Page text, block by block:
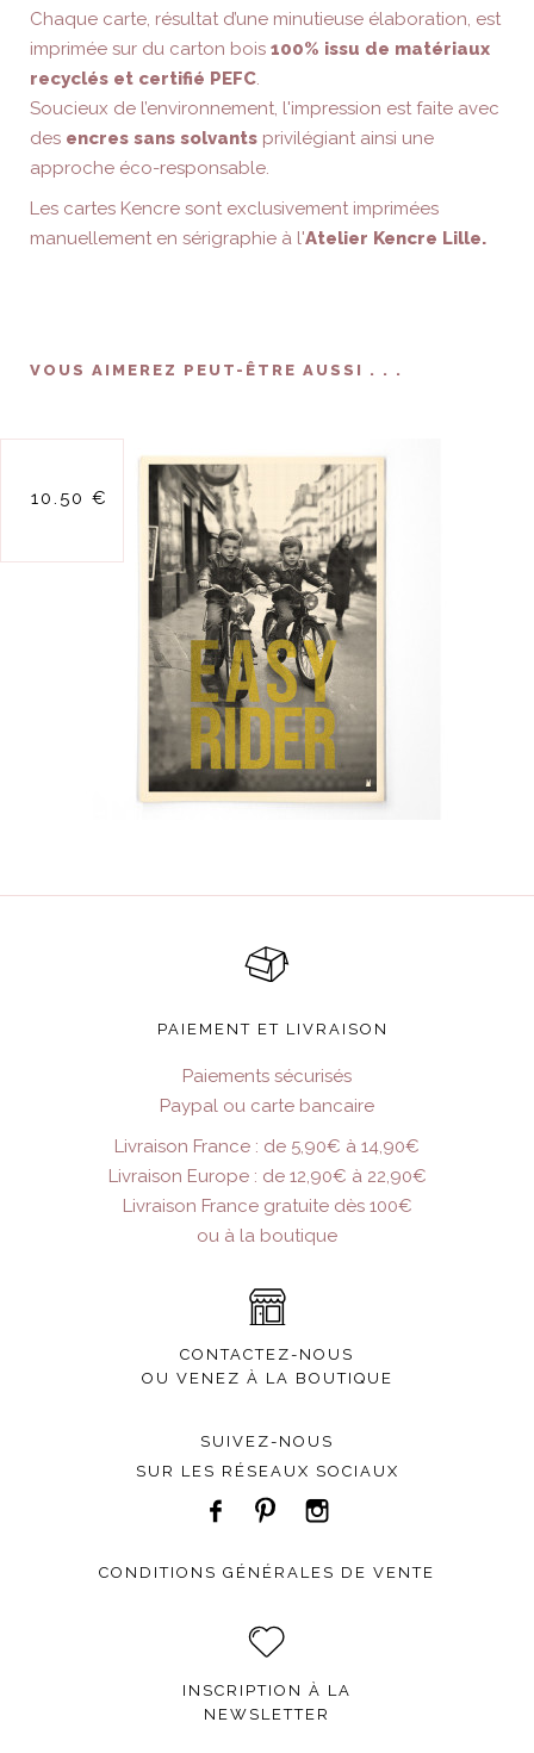
Chaque carte, résultat d’une minutieuse élaboration, est
imprimée sur du carton bois 100% issu de matériaux
recyclés et certifié PEFC.
Soucieux de l’environnement, l'impression est faite avec
des encres sans solvants privilégiant ainsi une
approche éco-responsable.
Les cartes Kencre sont exclusivement imprimées
manuellement en sérigraphie à l'Atelier Kencre Lille.
VOUS AIMEREZ PEUT-ÊTRE AUSSI . . .
affiche a5 easy
rider
10.50 €
PAIEMENT ET LIVRAISON
Paiements sécurisés
Paypal ou carte bancaire
Livraison France : de 5,90€ à 14,90€
Livraison Europe : de 12,90€ à 22,90€
Livraison France gratuite dès 100€
ou à la boutique
CONTACTEZ-NOUS
OU VENEZ À LA BOUTIQUE
SUIVEZ-NOUS
SUR LES RÉSEAUX SOCIAUX
CONDITIONS GÉNÉRALES DE VENTE
INSCRIPTION À LA
NEWSLETTER